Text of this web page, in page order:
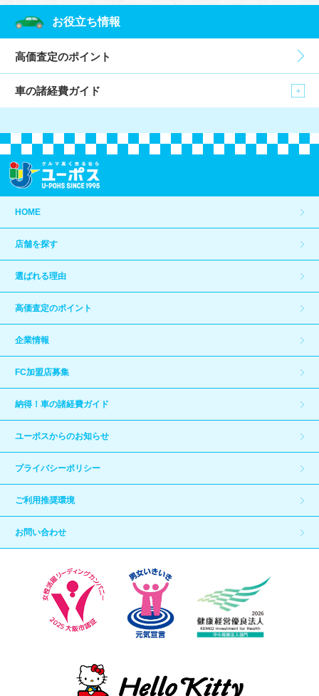
お役立ち情報
高価査定のポイント
車の諸経費ガイド
HOME
店舗を探す
選ばれる理由
高価査定のポイント
企業情報
FC加盟店募集
納得！車の諸経費ガイド
ユーポスからのお知らせ
プライバシーポリシー
ご利用推奨環境
お問い合わせ